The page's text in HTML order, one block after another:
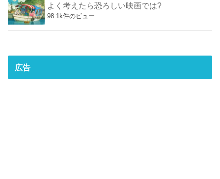
よく考えたら恐ろしい映画では?
98.1k件のビュー
広告